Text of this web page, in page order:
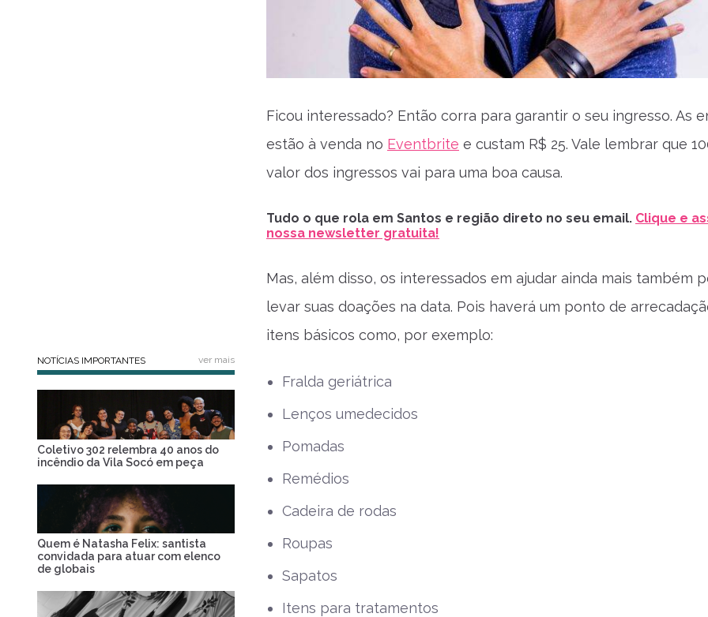
Ficou interessado? Então corra para garantir o seu ingresso. As
estão à venda no Eventbrite e custam R$ 25. Vale lembrar que
valor dos ingressos vai para uma boa causa.
Tudo o que rola em Santos e região direto no seu email. Clique e
nossa newsletter gratuita!
Mas, além disso, os interessados em ajudar ainda mais também
levar suas doações na data. Pois haverá um ponto de
itens básicos como, por exemplo:
Fralda geriátrica
Lenços umedecidos
Pomadas
Remédios
Cadeira de rodas
Roupas
Sapatos
Itens para tratamentos
NOTÍCIAS IMPORTANTES ver mais
Coletivo 302 relembra 40 anos do
incêndio da Vila Socó em peça
Quem é Natasha Felix: santista
convidada para atuar com elenco
de globais